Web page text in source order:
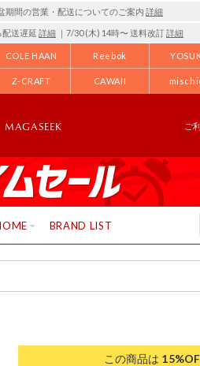
期間の営業・配送についてのご案内 詳細
送遅延 詳細 ｜7/30 (木) 14時〜 送料改訂詳細
COLE HAAN Reebok
Z-CRAFT CAWAII
MAGASEEK ご
BRAND LIST
この商品は